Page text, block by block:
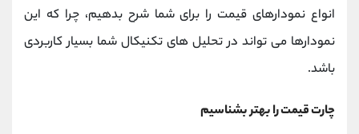
انواع نمودارهای قیمت را برای شما شرح بدهیم، چرا که این
نمودارها می تواند در تحلیل های تکنیکال شما بسیار کاربردی
باشد.
چارت قیمت را بهتر بشناسیم